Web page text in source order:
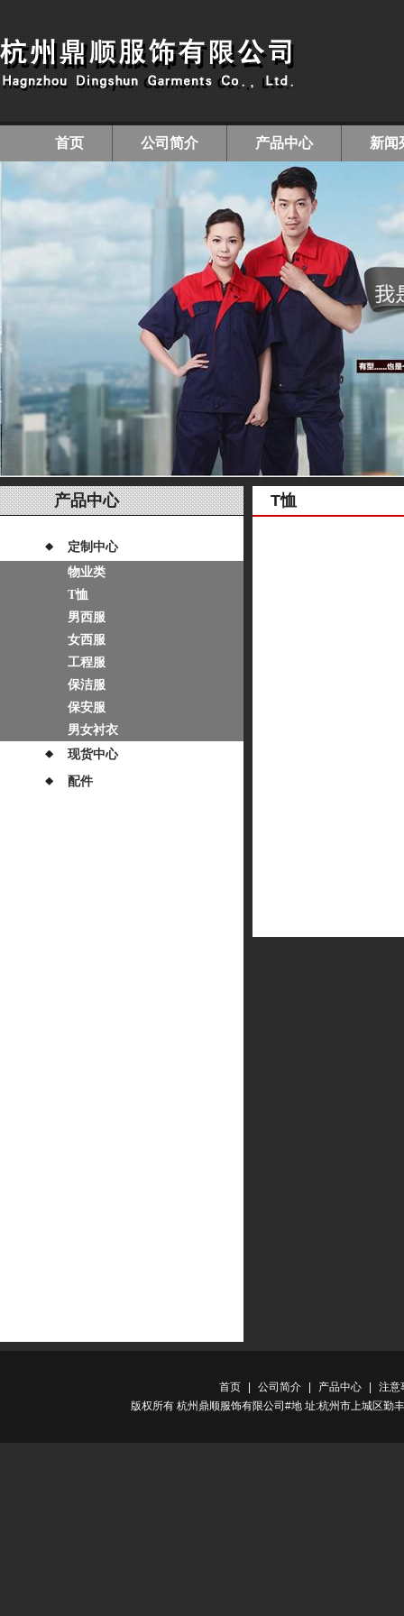
首页 公司简介 产品中心 新闻
产品中心
定制中心
物业类
T恤
男西服
女西服
工程服
保洁服
保安服
男女衬衣
现货中心
配件
T恤
首页 公司简介 产品中心
注意
版权所有 杭州鼎顺服饰有限公司#地 址:杭州市上城区